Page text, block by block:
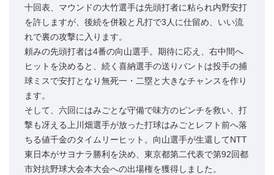
十回表、マウンドの大竹選手は先頭打者に粘られ内野安打
を許しますが、後続を併殺と凡打で3人に仕留め、いい流
れで裏の攻撃に入ります。
頼みの先頭打者は4番の向山選手。期待に応え、右中間へ
ヒットを決めると、続く喜納選手の送りバントは投手の捕
球ミスで安打となり無死一・二塁と大きなチャンスを作り
ます。
そして、六回にはみごとな守備で味方のピンチを救い、打
撃も冴える上川畑選手が放った打球はみごとレフト前へ落
ちる値千金のタイムリーヒット。向山選手が生還してNTT
東日本がサヨナラ勝利を決め、東京都第二代表で第92回都
市対抗野球大会本大会への出場権を獲得しました。